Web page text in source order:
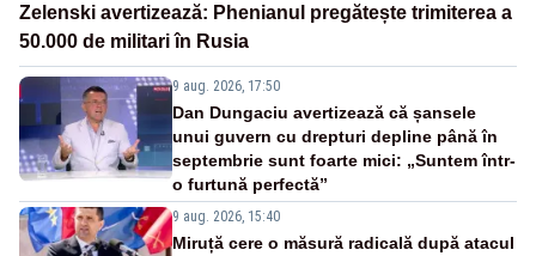
Zelenski avertizează: Phenianul pregătește trimiterea a
50.000 de militari în Rusia
9 aug. 2026, 17:50
Dan Dungaciu avertizează că șansele
unui guvern cu drepturi depline până în
septembrie sunt foarte mici: „Suntem într-
o furtună perfectă”
9 aug. 2026, 15:40
Miruță cere o măsură radicală după atacul